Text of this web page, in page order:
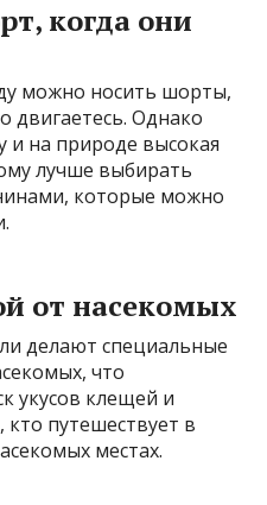
когда они
можно носить шорты,
двигаетесь. Однако
и на природе высокая
лучше выбирать
которые можно
от насекомых
делают специальные
что
укусов клещей и
путешествует в
местах.